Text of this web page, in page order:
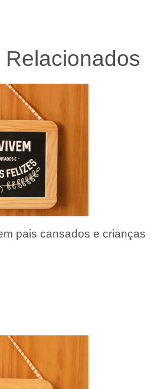
por
existires"
Relacionados
pais cansados e crianças